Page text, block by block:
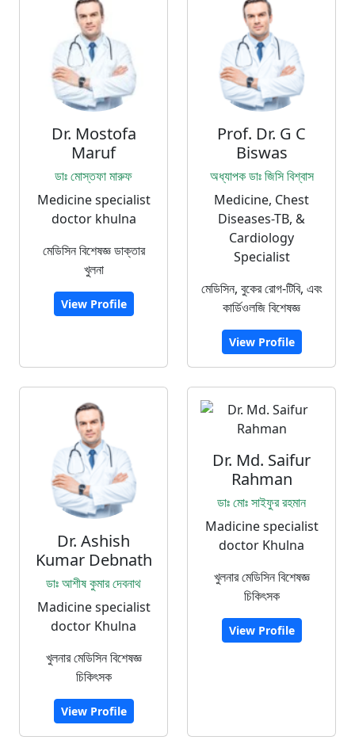
Dr. Mostofa
Maruf
ডাঃ মোস্তফা মারুফ
Medicine specialist
doctor khulna
মেডিসিন বিশেষজ্ঞ ডাক্তার
খুলনা
View Profile
Prof. Dr. G C
Biswas
অধ্যাপক ডাঃ জিসি বিশ্বাস
Medicine, Chest
Diseases-TB, &
Cardiology
Specialist
মেডিসিন, বুকের রোগ-টিবি, এবং
কার্ডিওলজি বিশেষজ্ঞ
View Profile
Dr. Ashish
Kumar Debnath
ডাঃ আশীষ কুমার দেবনাথ
Madicine specialist
doctor Khulna
খুলনার মেডিসিন বিশেষজ্ঞ
চিকিৎসক
View Profile
Dr. Md. Saifur
Rahman
ডাঃ মোঃ সাইফুর রহমান
Madicine specialist
doctor Khulna
খুলনার মেডিসিন বিশেষজ্ঞ
চিকিৎসক
View Profile